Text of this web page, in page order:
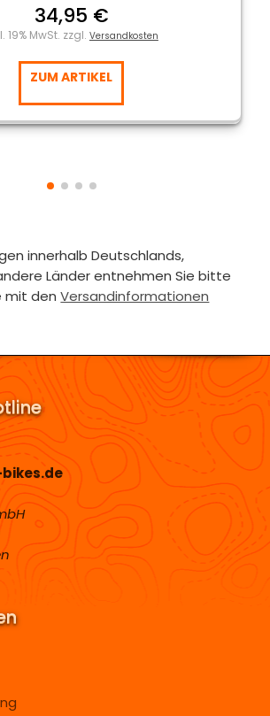
34,95 €
19% MwSt. zzgl. Versandkosten
ZUM ARTIKEL
innerhalb Deutschlands,
Länder entnehmen Sie bitte
mit denVersandinformationen